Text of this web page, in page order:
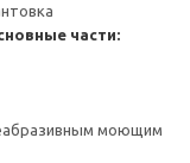
части:
моющим